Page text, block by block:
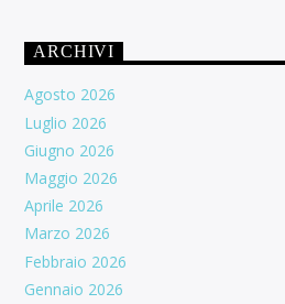
ARCHIVI
Agosto 2026
Luglio 2026
Giugno 2026
Maggio 2026
Aprile 2026
Marzo 2026
Febbraio 2026
Gennaio 2026